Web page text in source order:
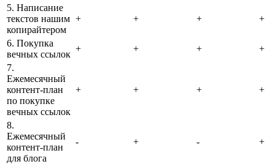
5. Написание
текстов нашим
копирайтером
+ + + +
6. Покупка
вечных ссылок
+ + +
+
7.
Ежемесячный
контент-план
по покупке
вечных ссылок
+ + + +
8.
Ежемесячный
контент-план
для блога
- + - +